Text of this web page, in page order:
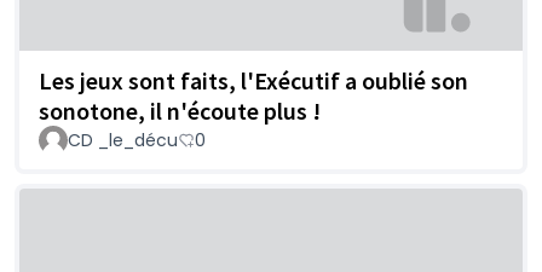
Les jeux sont faits, l'Exécutif a oublié son
sonotone, il n'écoute plus !
CD _le_décu 0